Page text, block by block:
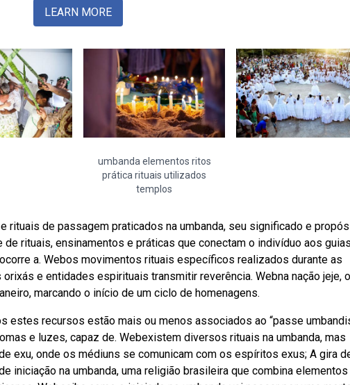
LEARN MORE
umbanda elementos ritos
prática rituais utilizados
templos
de passagem praticados na umbanda, seu significado e
de rituais, ensinamentos e práticas que conectam o indivíduo aos
a. Webos movimentos rituais específicos realizados durante as
e entidades espirituais transmitir reverência. Webna nação jeje, o
marcando o início de um ciclo de homenagens.
estes recursos estão mais ou menos associados ao “passe
e luzes, capaz de. Webexistem diversos rituais na umbanda, mas
exu, onde os médiuns se comunicam com os espíritos exus; A gira
iniciação na umbanda, uma religião brasileira que combina